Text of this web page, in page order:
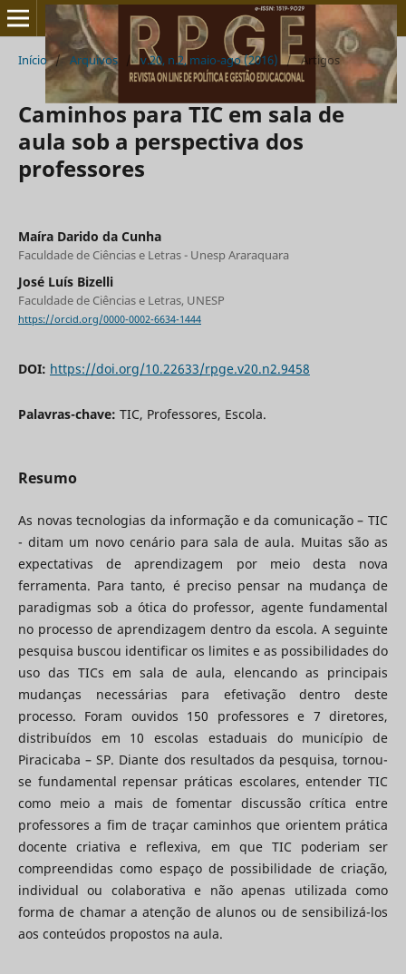
Início / Arquivos / v.20, n.2, maio-ago (2016) / Artigos
Caminhos para TIC em sala de
aula sob a perspectiva dos
professores
Maíra Darido da Cunha
Faculdade de Ciências e Letras - Unesp Araraquara
José Luís Bizelli
Faculdade de Ciências e Letras, UNESP
https://orcid.org/0000-0002-6634-1444
DOI: https://doi.org/10.22633/rpge.v20.n2.9458
Palavras-chave: TIC, Professores, Escola.
Resumo
As novas tecnologias da informação e da comunicação – TIC
- ditam um novo cenário para sala de aula. Muitas são as
expectativas de aprendizagem por meio desta nova
ferramenta. Para tanto, é preciso pensar na mudança de
paradigmas sob a ótica do professor, agente fundamental
no processo de aprendizagem dentro da escola. A seguinte
pesquisa buscou identificar os limites e as possibilidades do
uso das TICs em sala de aula, elencando as principais
mudanças necessárias para efetivação dentro deste
processo. Foram ouvidos 150 professores e 7 diretores,
distribuídos em 10 escolas estaduais do município de
Piracicaba – SP. Diante dos resultados da pesquisa, tornou-
se fundamental repensar práticas escolares, entender TIC
como meio a mais de fomentar discussão crítica entre
professores a fim de traçar caminhos que orientem prática
docente criativa e reflexiva, em que TIC poderiam ser
compreendidas como espaço de possibilidade de criação,
individual ou colaborativa e não apenas utilizada como
forma de chamar a atenção de alunos ou de sensibilizá-los
aos conteúdos propostos na aula.